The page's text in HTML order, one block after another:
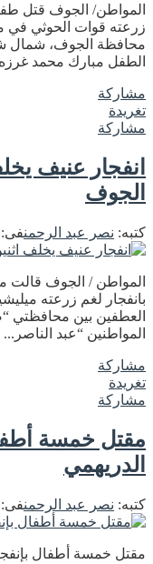
المواطن/ الجوف قتل
زرعته قوات الحوثي في
محافظة الجوف، شمال
الطفل مبارك محمد غرزه
مشاركة
تغريدة
مشاركة
انفجار عنيف
الجوف
كتبه: نصر عبد الرحمنفى:
المواطن / الجوف قالت
بانفجار لغم زرعته
العطفين بين محافظتي
المواطنين “عبد الناصر...
مشاركة
تغريدة
مشاركة
مقتل خمسة
الدريهمي
كتبه: نصر عبد الرحمنفى:
مقتل خمسة أطفال